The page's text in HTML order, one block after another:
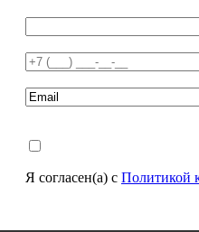
Я согласен(а) с Политикой